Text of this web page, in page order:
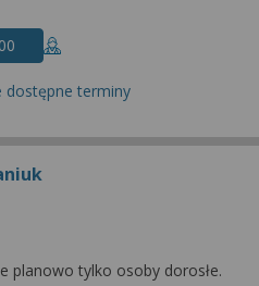
dostępne terminy
planowo tylko osoby dorosłe.